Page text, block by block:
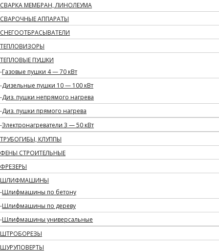
СВАРКА МЕМБРАН, ЛИНОЛЕУМА
СВАРОЧНЫЕ АППАРАТЫ
СНЕГООТБРАСЫВАТЕЛИ
ТЕПЛОВИЗОРЫ
ТЕПЛОВЫЕ ПУШКИ
Газовые пушки 4 — 70 кВт
Дизельные пушки 10 — 100 кВт
Диз. пушки непрямого нагрева
Диз. пушки прямого нагрева
Электронагреватели 3 — 50 кВт
ТРУБОГИБЫ, КЛУППЫ
ФЕНЫ СТРОИТЕЛЬНЫЕ
ФРЕЗЕРЫ
ШЛИФМАШИНЫ
Шлифмашины по бетону
Шлифмашины по дереву
Шлифмашины универсальные
ШТРОБОРЕЗЫ
ШУРУПОВЕРТЫ